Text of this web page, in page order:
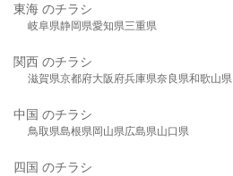
東海 のチラシ
岐阜県静岡県愛知県三重県
関西 のチラシ
滋賀県京都府大阪府兵庫県奈良県和歌山県
中国 のチラシ
鳥取県島根県岡山県広島県山口県
四国 のチラシ